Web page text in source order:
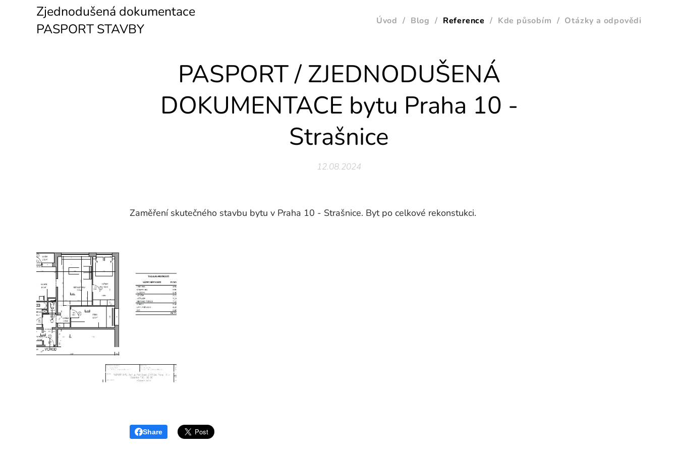
Zjednodušená dokumentace
PASPORT STAVBY
Úvod Blog Reference Kde působím Otázky a odpovědi
PASPORT / ZJEDNODUŠENÁ
DOKUMENTACE bytu Praha 10 -
Strašnice
12.08.2024
Zaměření skutečného stavbu bytu v Praha 10 - Strašnice. Byt po celkové rekonstukci.
Share